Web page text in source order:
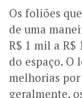
Os foliões
de uma
R$ 1 mil a R$
do espaço. O
melhorias
geralmente,